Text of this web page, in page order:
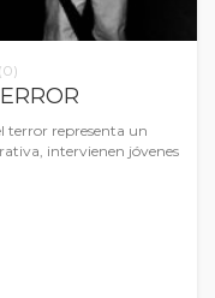
(0)
terror representa un
intervienen jóvenes